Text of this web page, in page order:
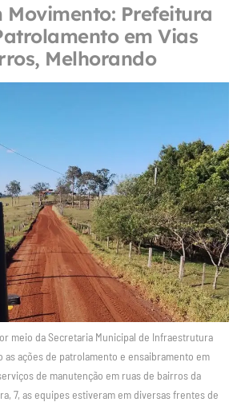
Prefeitura
em Vias
Melhorando
meio da Secretaria Municipal de Infraestrutura
as ações de patrolamento e ensaibramento em
de manutenção em ruas de bairros da
7, as equipes estiveram em diversas frentes de